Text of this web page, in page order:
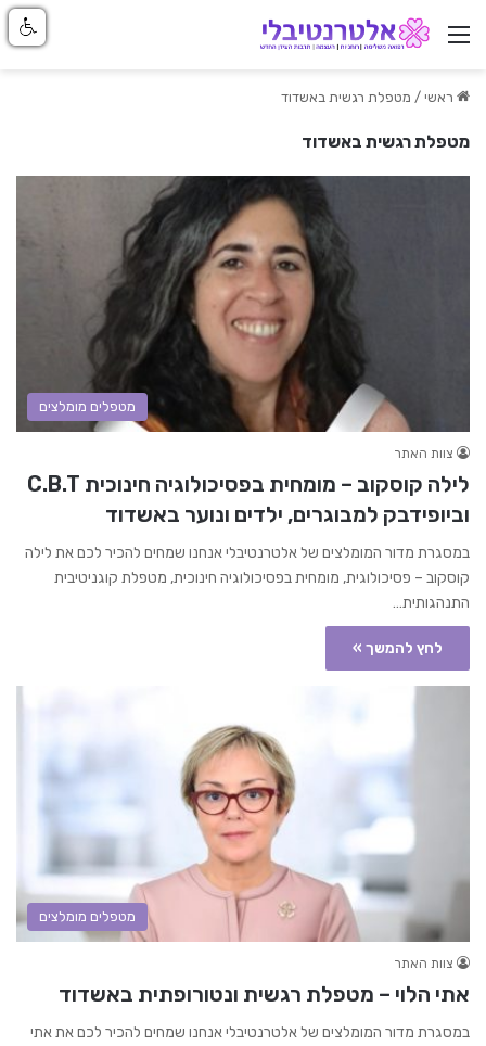
ניווט באתר
ראשי / מטפלת רגשית באשדוד
מטפלת רגשית באשדוד
מטפלים מומלצים
צוות האתר
לילה קוסקוב – מומחית בפסיכולוגיה חינוכית C.B.T
וביופידבק למבוגרים, ילדים ונוער באשדוד
במסגרת מדור המומלצים של אלטרנטיבלי אנחנו שמחים להכיר לכם את לילה
קוסקוב – פסיכולוגית, מומחית בפסיכולוגיה חינוכית, מטפלת קוגניטיבית
התנהגותית…
לחץ להמשך »
מטפלים מומלצים
צוות האתר
אתי הלוי – מטפלת רגשית ונטורופתית באשדוד
במסגרת מדור המומלצים של אלטרנטיבלי אנחנו שמחים להכיר לכם את אתי